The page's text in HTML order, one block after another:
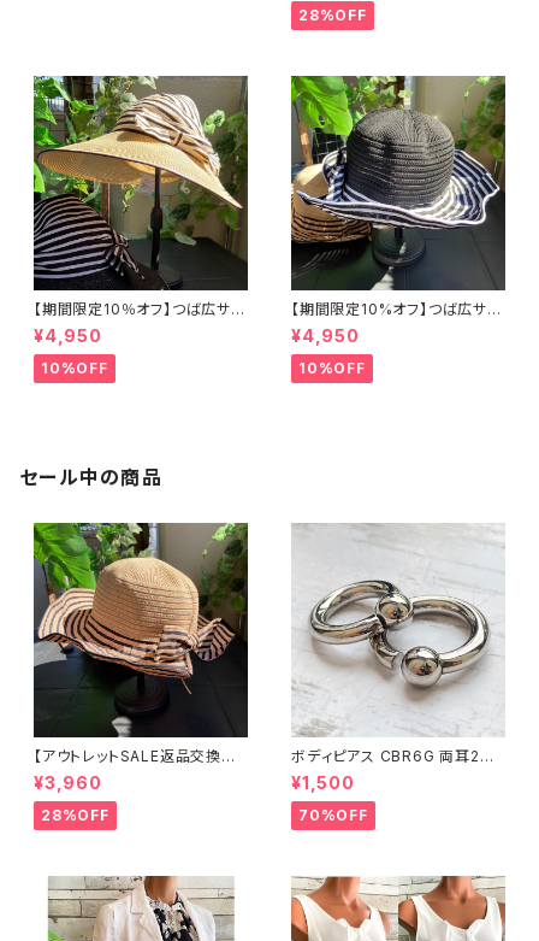
ット ボーダー＆BIGリボン・女優
帽 UV/紫外線対策 レディースハ
28%OFF
【期間限定10％オフ】つば広サマ
ーハット・サンバイザー ボーダ
ー切り替え BIGリボン・女優帽
紫外線対策 レディースハット・帽
子【ベージュ】
¥4,950
10%OFF
【期間限定10%オフ】つば広サマ
ーハット・通気性・軽量 ワイヤー
入りハット ボーダー＆BIGリボ
ン・女優帽 紫外線/UV対策 レデ
ィースハット・帽子【ブラック】
¥4,950
10%OFF
セール中の商品
【アウトレットSALE返品交換不
可8/20まで】つば広サマーハッ
ト・通気性・軽量 ワイヤー入りハ
ット ボーダー＆BIGリボン・女優
帽 UV/紫外線対策 レディースハ
¥3,960
28%OFF
ボディピアス CBR6G 両耳2個
セット 1ボール ネジ式 簡単脱着
サージカルステンレス NY直輸
入
¥1,500
70%OFF